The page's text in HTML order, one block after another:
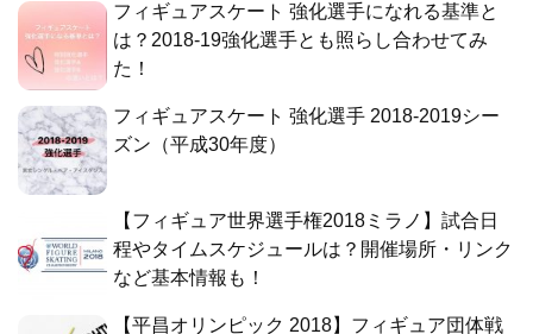
フィギュアスケート 強化選手になれる基準と
は？2018-19強化選手とも照らし合わせてみ
た！
フィギュアスケート 強化選手 2018-2019シー
ズン（平成30年度）
【フィギュア世界選手権2018ミラノ】試合日
程やタイムスケジュールは？開催場所・リンク
など基本情報も！
【平昌オリンピック 2018】フィギュア団体戦